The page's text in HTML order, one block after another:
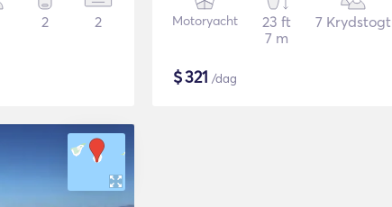
2 2 Motoryacht
23 ft
7 m
7 Krydstogt
$321 /dag